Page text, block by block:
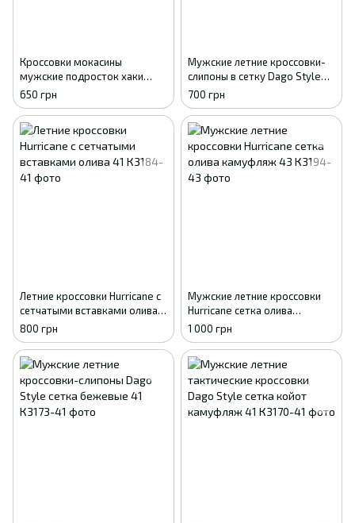
Кроссовки мокасины
мужские подросток хаки
сетка Dago Style 36
650 грн
Мужские летние кроссовки-
слипоны в сетку Dago Style
светло-коричневые (р. 41-45)
41
700 грн
Летние кроссовки Hurricane с
сетчатыми вставками олива
41
800 грн
Мужские летние кроссовки
Hurricane сетка олива
камуфляж 43
1 000 грн